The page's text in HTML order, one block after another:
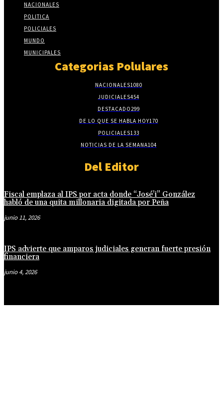
NACIONALES
POLITICA
POLICIALES
MUNDO
MUNICIPALES
Categorias Polulares
NACIONALES1080
JUDICIALES454
DESTACADO299
DE LO QUE SE HABLA HOY170
POLICIALES133
NOTICIAS DE LA SEMANA104
Del Editor
Fiscal emplaza al IPS por acta donde “José’i” González
habló de una quita millonaria digitada por Peña
junio 11, 2026
IPS advierte que amparos judiciales generan fuerte presión
financiera
junio 4, 2026